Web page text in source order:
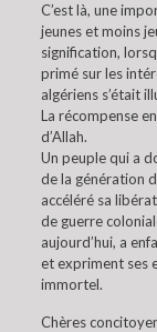
C’est là, une
jeunes et moins
signification,
primé sur les
algériens s’était
La récompense
d’Allah.
Un peuple qui a
de la génération
accéléré sa
de guerre
aujourd’hui, a
et expriment ses
immortel.
Chères